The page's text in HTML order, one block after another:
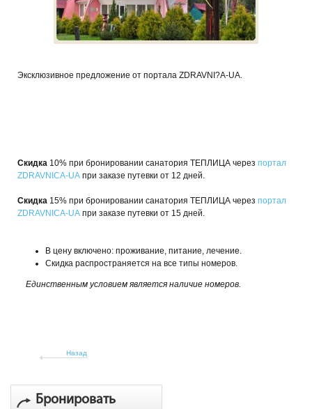
Эксклюзивное предложение от портала ZDRAVNI?A-UA.
Скидка 10% при бронировании санатория ТЕПЛИЦА через портал
ZDRAVNICA-UA при заказе путевки от 12 дней.
Скидка 15% при бронировании санатория ТЕПЛИЦА через портал
ZDRAVNICA-UA при заказе путевки от 15 дней.
В цену включено: проживание, питание, лечение.
Скидка распространяется на все типы номеров.
Единственным условием является наличие номеров.
Назад
Бронировать